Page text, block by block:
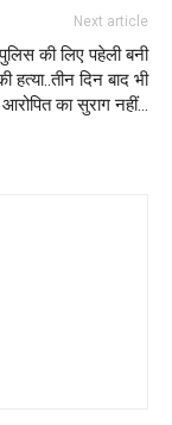
Next article
की लिए पहेली बनी
हत्या..तीन दिन बाद भी
आरोपित का सुराग नहीं…